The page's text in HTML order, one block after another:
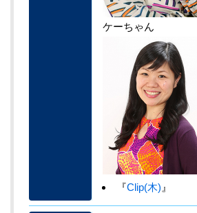
ケーちゃん
『Clip(木) 』